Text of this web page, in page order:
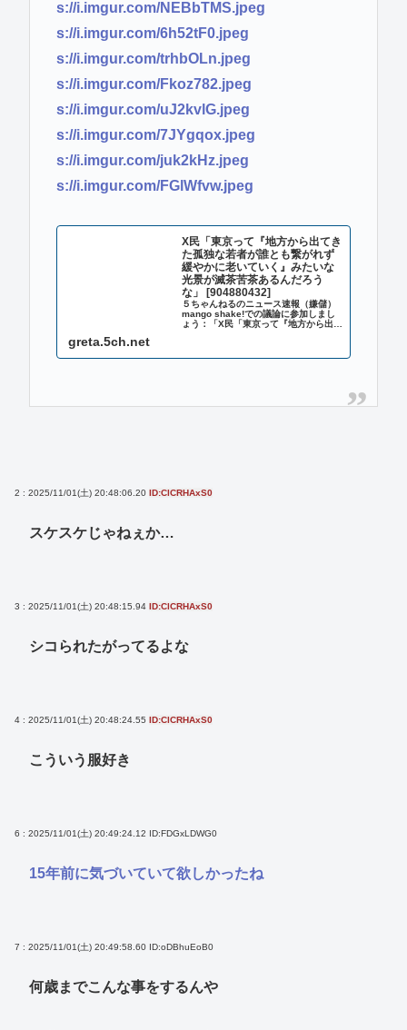
s://i.imgur.com/NEBbTMS.jpeg
s://i.imgur.com/6h52tF0.jpeg
s://i.imgur.com/trhbOLn.jpeg
s://i.imgur.com/Fkoz782.jpeg
s://i.imgur.com/uJ2kvlG.jpeg
s://i.imgur.com/7JYgqox.jpeg
s://i.imgur.com/juk2kHz.jpeg
s://i.imgur.com/FGlWfvw.jpeg
X民「東京って『地方から出てき
た孤独な若者が誰とも繋がれず
緩やかに老いていく』みたいな
光景が滅茶苦茶あるんだろう
な」 [904880432]
５ちゃんねるのニュース速報（嫌儲）
mango shake!での議論に参加しまし
ょう：「X民「東京って『地方から出て
greta.5ch.net
2 : 2025/11/01(土) 20:48:06.20 ID:ClCRHAxS0
スケスケじゃねぇか…
3 : 2025/11/01(土) 20:48:15.94 ID:ClCRHAxS0
シコられたがってるよな
4 : 2025/11/01(土) 20:48:24.55 ID:ClCRHAxS0
こういう服好き
6 : 2025/11/01(土) 20:49:24.12 ID:FDGxLDWG0
15年前に気づいていて欲しかったね
7 : 2025/11/01(土) 20:49:58.60 ID:oDBhuEoB0
何歳までこんな事をするんや